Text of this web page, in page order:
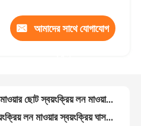
আমাদের সাথে যোগাযোগই এম ওডিএম মিনি ক্রলার লন মাওয়ার ছোট স্বয়ংক্রিয় লন মাওয়ার ফাস্ট উইডিং
ISO অল টেরেন ইলেকট্রিক রিমোট কন্ট্রোল লন মাওয়ার ইয়ানমার ইঞ্জিন হাইড্রোলিক প্ল্যাটফর্ম
সামঞ্জস্যযোগ্য উচ্চতা ব্যাটারি চালিত স্বয়ংক্রিয় লন মাওয়ার রোবোটিক রিমোট কন্ট্রোল মাওয়ার